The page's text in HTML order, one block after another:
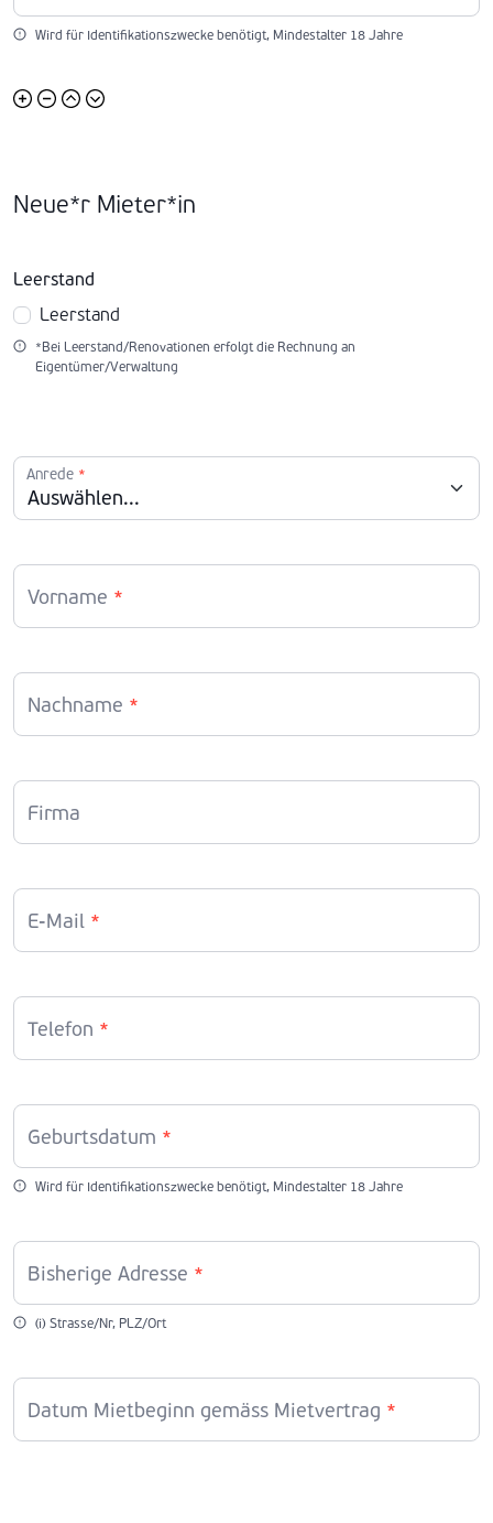
Wird für Identifikationszwecke benötigt, Mindestalter 18 Jahre
Neue*r Mieter*in
Leerstand
Leerstand
*Bei Leerstand/Renovationen erfolgt die Rechnung an
Eigentümer/Verwaltung
Anrede *
Vorname *
Nachname *
Firma
E-Mail *
Telefon *
Geburtsdatum *
Wird für Identifikationszwecke benötigt, Mindestalter 18 Jahre
Bisherige Adresse *
(i) Strasse/Nr, PLZ/Ort
Datum Mietbeginn gemäss Mietvertrag *